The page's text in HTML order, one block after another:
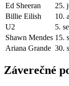
Ed Sheeran
25.
Billie Eilish
10.
U2
5.
Shawn Mendes 15.
Ariana Grande 30.
Záverečné